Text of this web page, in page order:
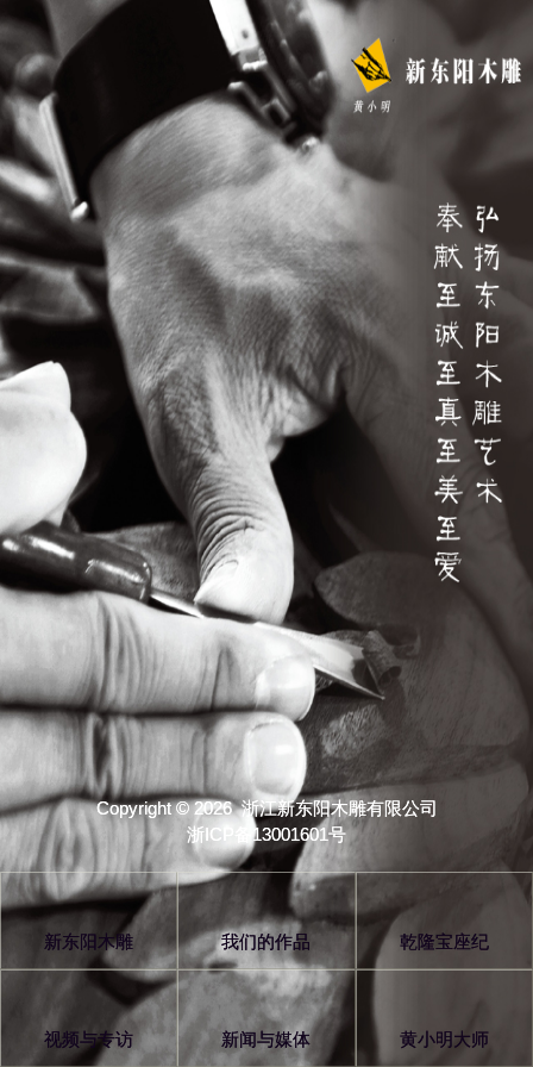
Copyright © 2026 浙江新东阳木雕有限公司
浙ICP备13001601号
新东阳木雕 我们的作品 乾隆宝座纪
视频与专访 新闻与媒体 黄小明大师